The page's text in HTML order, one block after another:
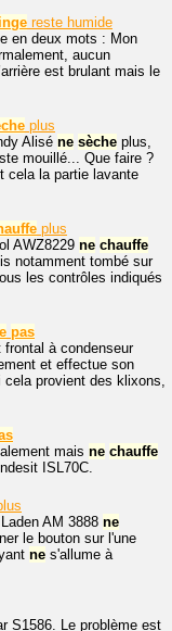
linge reste humide
en deux mots : Mon
aucun
est brulant mais le
plus
Alisé ne sèche plus,
mouillé... Que faire ?
cela la partie lavante
plus
AWZ8229 ne chauffe
notamment tombé sur
les contrôles indiqués
pas
frontal à condenseur
et effectue son
cela provient des klixons,
mais ne chauffe
ISL70C.
Laden AM 3888 ne
le bouton sur l'une
ne s'allume à
S1586. Le problème est